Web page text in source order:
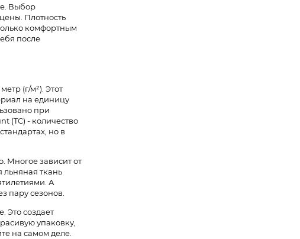
Выбор
Плотность
комфортным
после
(г/м²). Этот
на единицу
при
(TC) - количество
но в
Многое зависит от
льняная ткань
А
пару сезонов.
Это создает
упаковку,
на самом деле.